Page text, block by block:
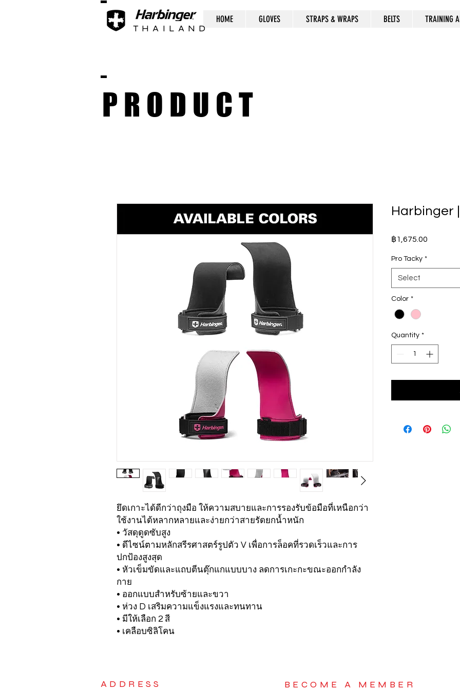
HOME GLOVES STRAPS & WRAPS BELTS TRAINING
THAILAND
PRODUCT
ยึดเกาะได้ดีกว่าถุงมือ ให้ความสบายและการรองรับข้อมือที่เหนือกว่า
ใช้งานได้หลากหลายและง่ายกว่าสายรัดยกน้ำหนัก
• วัสดุดูดซับสูง
• ดีไซน์ตามหลักสรีรศาสตร์รูปตัว V เพื่อการล็อคที่รวดเร็วและการ
ปกป้องสูงสุด
• หัวเข็มขัดและแถบตีนตุ๊กแกแบบบาง ลดการเกะกะขณะออกกำลัง
กาย
• ออกแบบสำหรับซ้ายและขวา
• ห่วง D เสริมความแข็งแรงและทนทาน
• มีให้เลือก 2 สี
• เคลือบซิลิโคน
Harbinger
฿1,675.00
Pro Tacky *
Select
Color *
Quantity *
ADDRESS BECOME A MEMBER